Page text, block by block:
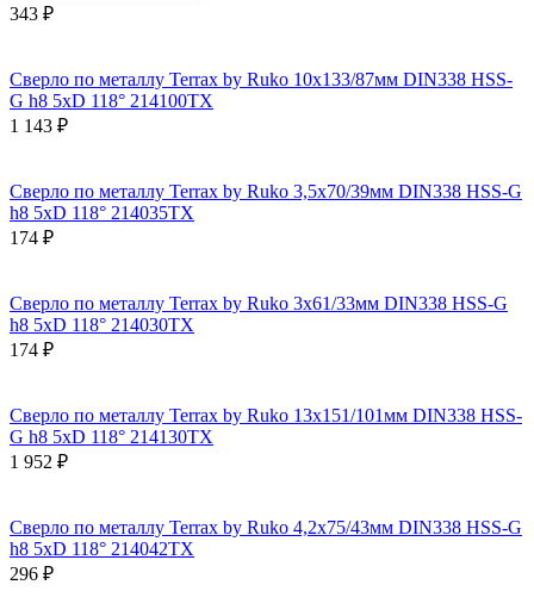
343 ₽
Сверло по металлу Terrax by Ruko 10x133/87мм DIN338 HSS-
G h8 5xD 118° 214100TX
1 143 ₽
Сверло по металлу Terrax by Ruko 3,5x70/39мм DIN338 HSS-G
h8 5xD 118° 214035TX
174 ₽
Сверло по металлу Terrax by Ruko 3x61/33мм DIN338 HSS-G
h8 5xD 118° 214030TX
174 ₽
Сверло по металлу Terrax by Ruko 13x151/101мм DIN338 HSS-
G h8 5xD 118° 214130TX
1 952 ₽
Сверло по металлу Terrax by Ruko 4,2x75/43мм DIN338 HSS-G
h8 5xD 118° 214042TX
296 ₽